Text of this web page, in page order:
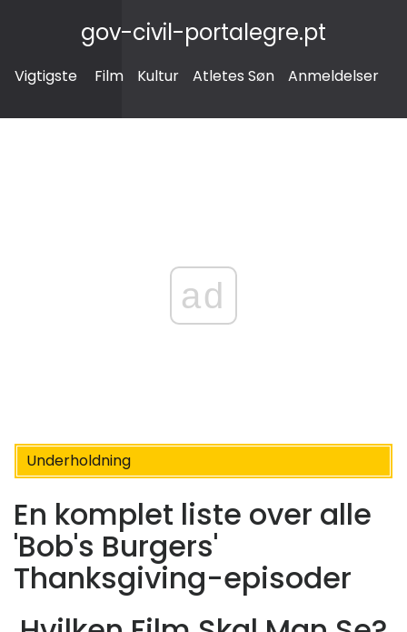
gov-civil-portalegre.pt
Vigtigste Film Kultur Atletes Søn Anmeldelser
ad
Underholdning
En komplet liste over alle
'Bob's Burgers'
Thanksgiving-episoder